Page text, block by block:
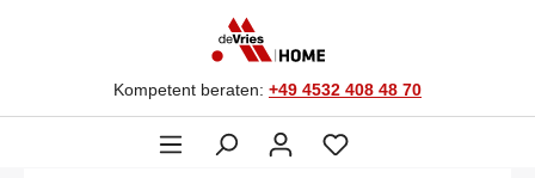
Kompetent beraten: +49 4532 408 48 70